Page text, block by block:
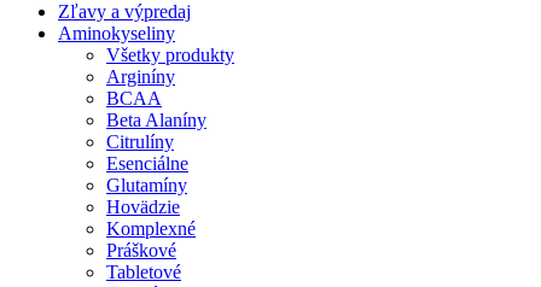
Zľavy a výpredaj
Aminokyseliny
Všetky produkty
Arginíny
BCAA
Beta Alaníny
Citrulíny
Esenciálne
Glutamíny
Hovädzie
Komplexné
Práškové
Tabletové